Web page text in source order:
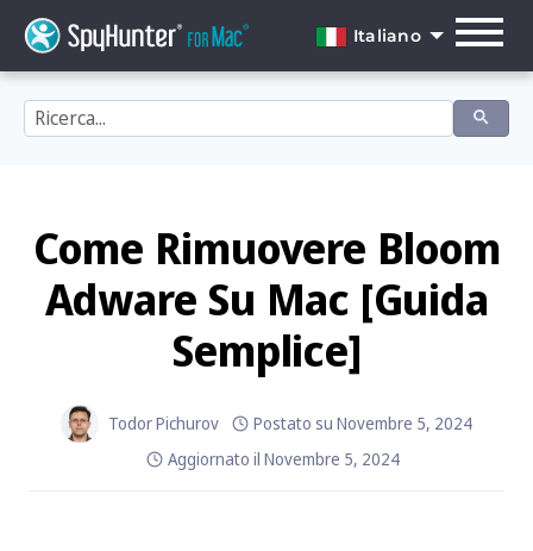
content
Italiano
English
Français
Italiano
Nederlands
Norsk
Português
Come Rimuovere Bloom
Adware Su Mac [Guida
Semplice]
Todor Pichurov Postato su Novembre 5, 2024
Aggiornato il Novembre 5, 2024